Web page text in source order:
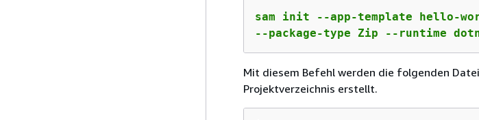
sam init --app-template hello-
--package-type Zip --runtime
Mit diesem Befehl werden die folgenden
Projektverzeichnis erstellt.